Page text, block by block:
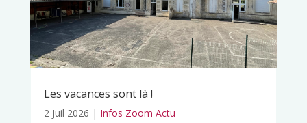
Les vacances sont là !
2 Juil 2026 | Infos Zoom Actu